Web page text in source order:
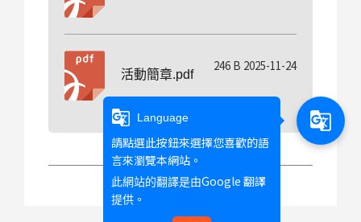
活動簡章.pdf
246 B 2025-11-24
g_translate Language
請點選此按鈕來選擇您喜歡的語
言來瀏覽本網站。
此網站的翻譯是由Google 翻譯
提供。
g_translate